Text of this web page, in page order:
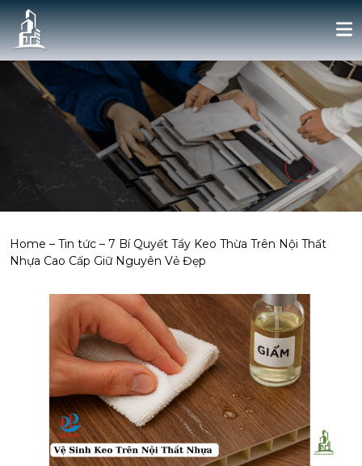
Home – Tin tức – 7 Bí Quyết Tẩy Keo Thừa Trên Nội Thất
Nhựa Cao Cấp Giữ Nguyên Vẻ Đẹp